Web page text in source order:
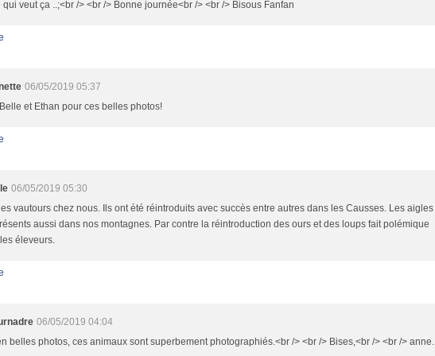
qui veut ça ..;<br /> <br /> Bonne journée<br /> <br /> Bisous Fanfan
06/05/2019 05:37
et Ethan pour ces belles photos!
06/05/2019 05:30
vautours chez nous. Ils ont été réintroduits avec succès entre autres dans les Causses. Les aigles
aussi dans nos montagnes. Par contre la réintroduction des ours et des loups fait polémique
éleveurs.
06/05/2019 04:04
belles photos, ces animaux sont superbement photographiés.<br /> <br /> Bises,<br /> <br /> anne.